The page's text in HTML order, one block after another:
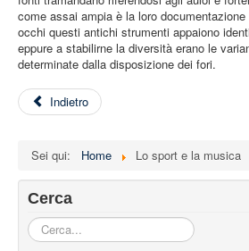
come assai ampia è la loro
occhi questi antichi strumenti appaiono
eppure a stabilirne la diversità erano le
determinate dalla disposizione dei fori.
Indietro
Sei qui: Home Lo sport e la musica
Cerca
Cerca...
Iscriviti alla nostra newsletter